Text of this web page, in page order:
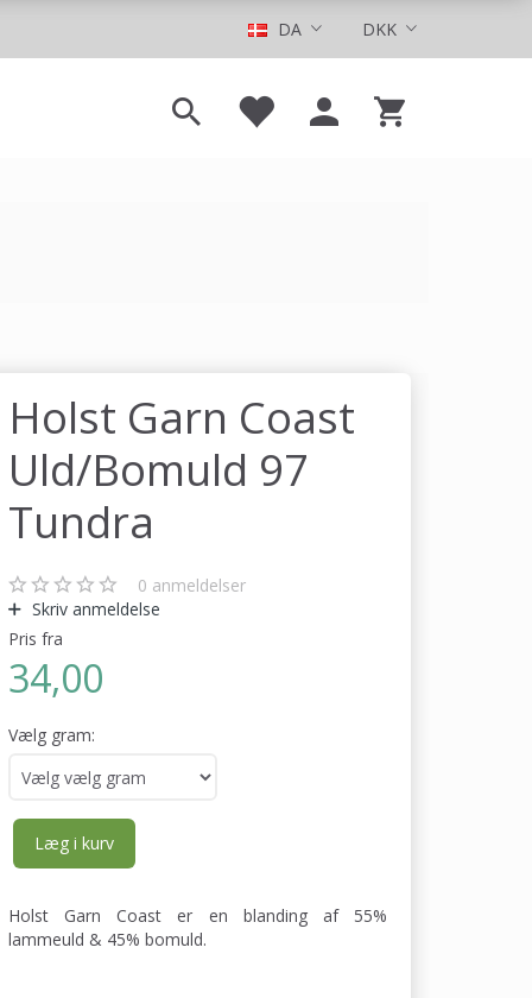
DKK
DA
Holst Garn Coast
Uld/Bomuld 97
Tundra
0 anmeldelser
Skriv anmeldelse
Pris fra
34,00
Vælg gram:
Læg i kurv
Holst Garn Coast er en blanding af 55%
lammeuld & 45% bomuld.